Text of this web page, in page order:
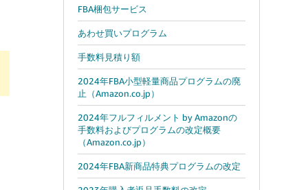
FBA梱包サービス
あわせ買いプログラム
手数料見積り額
2024年FBA小型軽量商品プログラムの廃
止（Amazon.co.jp）
2024年フルフィルメント by Amazonの
手数料およびプログラムの改定概要
（Amazon.co.jp）
2024年FBA新商品特典プログラムの改定